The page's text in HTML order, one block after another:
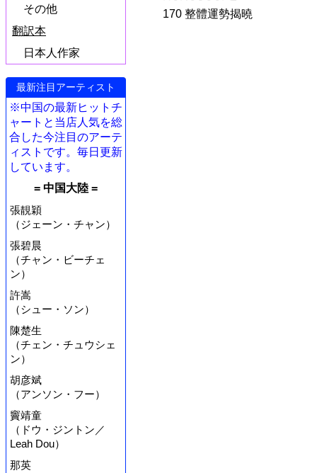
その他
翻訳本
日本人作家
最新注目アーティスト
※中国の最新ヒットチ
ャートと当店人気を総
合した今注目のアーテ
ィストです。毎日更新
しています。
= 中国大陸 =
張靚穎
（ジェーン・チャン）
張碧晨
（チャン・ビーチェ
ン）
許嵩
（シュー・ソン）
陳楚生
（チェン・チュウシェ
ン）
胡彦斌
（アンソン・フー）
竇靖童
（ドウ・ジントン／
Leah Dou）
那英
170 整體運勢揭曉